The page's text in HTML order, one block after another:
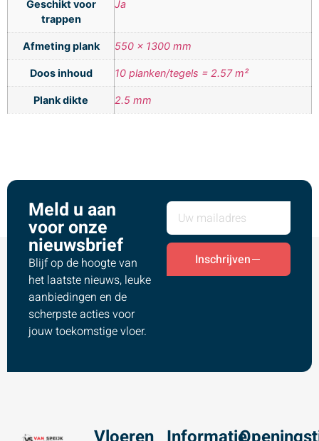
Geschikt voor
trappen
Ja
Afmeting plank 550 x 1300 mm
Doos inhoud 10 planken/tegels = 2.57 m²
Plank dikte 2.5 mm
Meld u aan
voor onze
nieuwsbrief
Blijf op de hoogte van
het laatste nieuws, leuke
aanbiedingen en de
scherpste acties voor
jouw toekomstige vloer.
Inschrijven